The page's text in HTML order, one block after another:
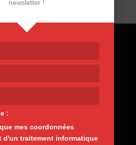
75011 Paris
newsletter !
:
mes coordonnées
d'un traitement informatique